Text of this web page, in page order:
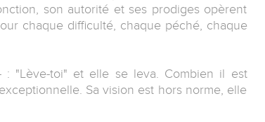
son autorité et ses prodiges opèrent
chaque difficulté, chaque péché, chaque
"Lève-toi" et elle se leva. Combien il est
Sa vision est hors norme, elle